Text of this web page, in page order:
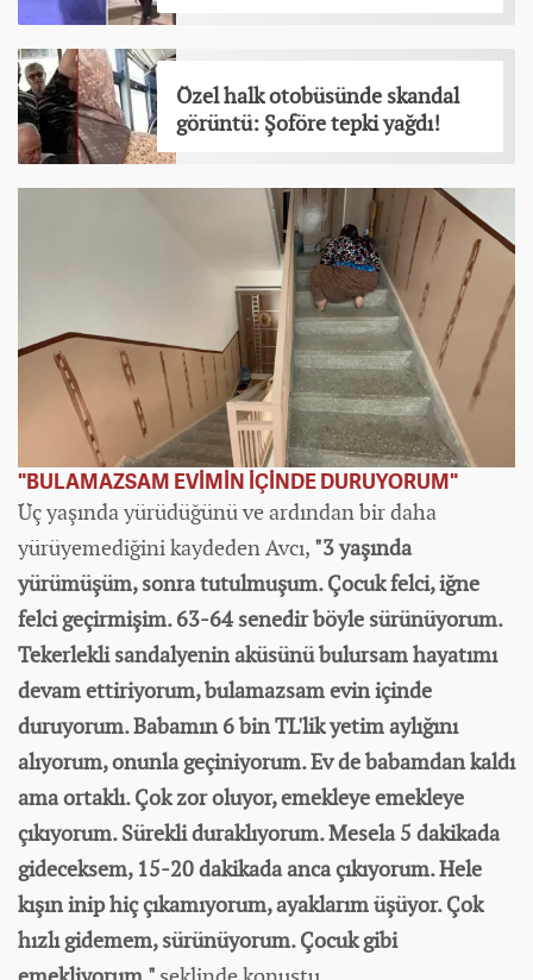
Özel halk otobüsünde skandal
görüntü: Şoföre tepki yağdı!
"BULAMAZSAM EVİMİN İÇİNDE DURUYORUM"
Üç yaşında yürüdüğünü ve ardından bir daha
yürüyemediğini kaydeden Avcı, "3 yaşında
yürümüşüm, sonra tutulmuşum. Çocuk felci, iğne
felci geçirmişim. 63-64 senedir böyle sürünüyorum.
Tekerlekli sandalyenin aküsünü bulursam hayatımı
devam ettiriyorum, bulamazsam evin içinde
duruyorum. Babamın 6 bin TL'lik yetim aylığını
alıyorum, onunla geçiniyorum. Ev de babamdan kaldı
ama ortaklı. Çok zor oluyor, emekleye emekleye
çıkıyorum. Sürekli duraklıyorum. Mesela 5 dakikada
gideceksem, 15-20 dakikada anca çıkıyorum. Hele
kışın inip hiç çıkamıyorum, ayaklarım üşüyor. Çok
hızlı gidemem, sürünüyorum. Çocuk gibi